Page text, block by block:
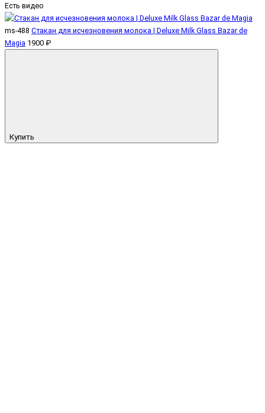
Есть видео
ms-488 Стакан для исчезновения молока | Deluxe Milk Glass Bazar de
Magia 1900 ₽
Купить